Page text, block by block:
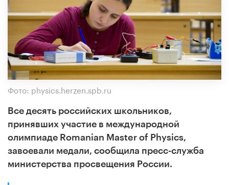
Фото: physics.herzen.spb.ru
Все десять российских школьников,
принявших участие в международной
олимпиаде Romanian Master of Physics,
завоевали медали, сообщила пресс-служба
министерства просвещения России.